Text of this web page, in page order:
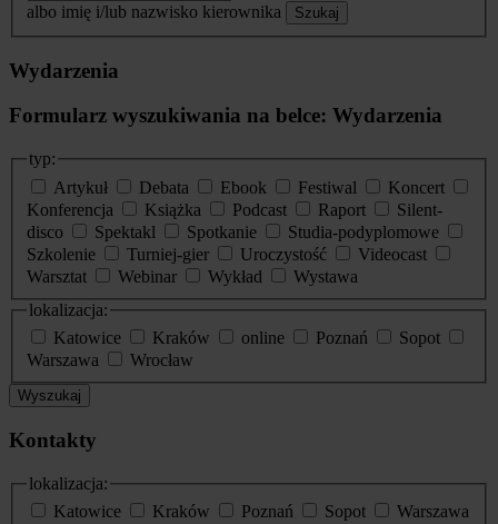
albo imię i/lub nazwisko kierownika
Szukaj
Wydarzenia
Formularz wyszukiwania na belce: Wydarzenia
typ:
Artykuł
Debata Ebook Festiwal
Koncert
Konferencja
Książka Podcast Raport
Silent-
disco
Spektakl Spotkanie
Studia-podyplomowe
Szkolenie
Turniej-gier Uroczystość
Videocast
Warsztat
Webinar Wykład
Wystawa
lokalizacja:
Katowice
Kraków online Poznań
Sopot
Warszawa
Wrocław
Wyszukaj
Kontakty
lokalizacja:
Katowice
Kraków Poznań Sopot
Warszawa